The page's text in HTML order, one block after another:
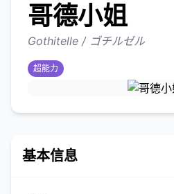
哥德小姐
Gothitelle / ゴチルゼル
超能力
基本信息